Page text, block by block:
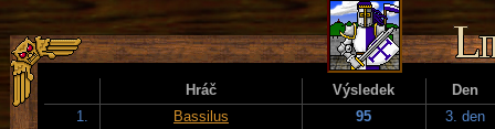
Hráč Výsledek
Den
1.
Bassilus 95
3. den